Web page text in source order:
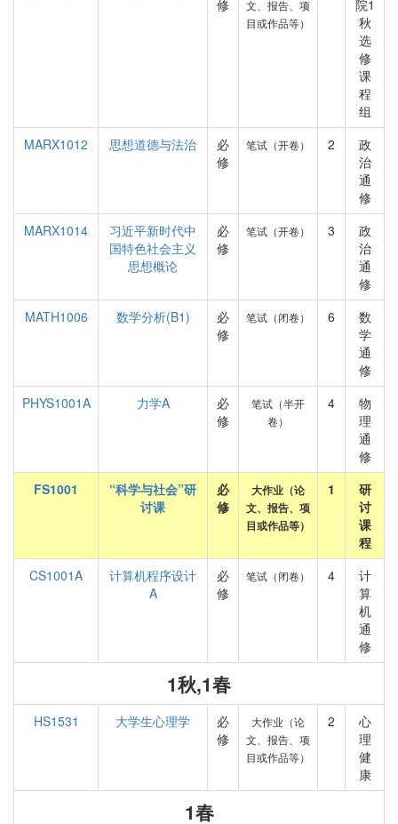
修
文、报告、项
目或作品等）
院1
秋
选
修
课
程
组
MARX1012
思想道德与法治
必
修
笔试（开卷） 2
政
治
通
修
MARX1014
习近平新时代中
国特色社会主义
思想概论
必
修
笔试（开卷） 3
政
治
通
修
MATH1006
数学分析(B1)
必
修
笔试（闭卷） 6
数
学
通
修
PHYS1001A
力学A
必
修
笔试（半开
卷）
4
物
理
通
修
FS1001
“科学与社会”研
讨课
必
修
大作业（论
文、报告、项
目或作品等）
1
研
讨
课
程
CS1001A
计算机程序设计
A
必
修
笔试（闭卷） 4
计
算
机
通
修
1秋,1春
HS1531 大学生心理学
必
修
大作业（论
文、报告、项
目或作品等）
2
心
理
健
康
1春